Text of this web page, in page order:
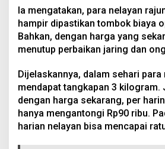
Ia mengatakan, para nelayan
hampir dipastikan tombok biaya
Bahkan, dengan harga yang
menutup perbaikan jaring dan
Dijelaskannya, dalam sehari
mendapat tangkapan 3 kilogram.
dengan harga sekarang, per
hanya mengantongi Rp90 ribu.
harian nelayan bisa mencapai